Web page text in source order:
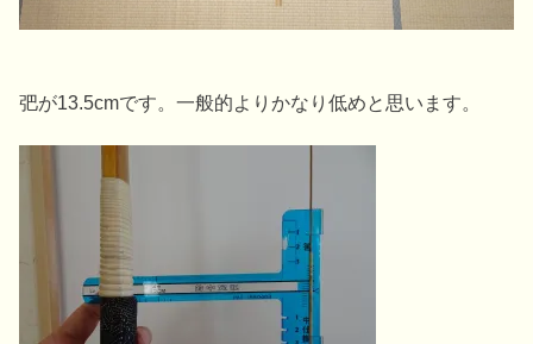
弝が13.5cmです。一般的よりかなり低めと思います。